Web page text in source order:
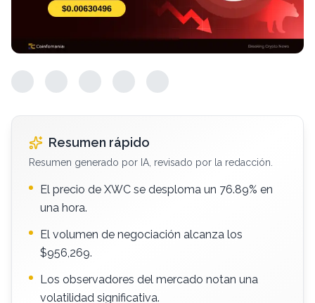
Resumen rápido
Resumen generado por IA, revisado por la redacción.
El precio de XWC se desploma un 76.89% en
una hora.
El volumen de negociación alcanza los
$956,269.
Los observadores del mercado notan una
volatilidad significativa.